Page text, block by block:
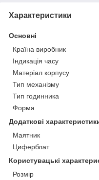
Характеристики
Основні
Країна виробник
Індикація часу
Матеріал корпусу
Тип механізму
Тип годинника
Форма
Додаткові
Маятник
Циферблат
Користувацькі
Розмір